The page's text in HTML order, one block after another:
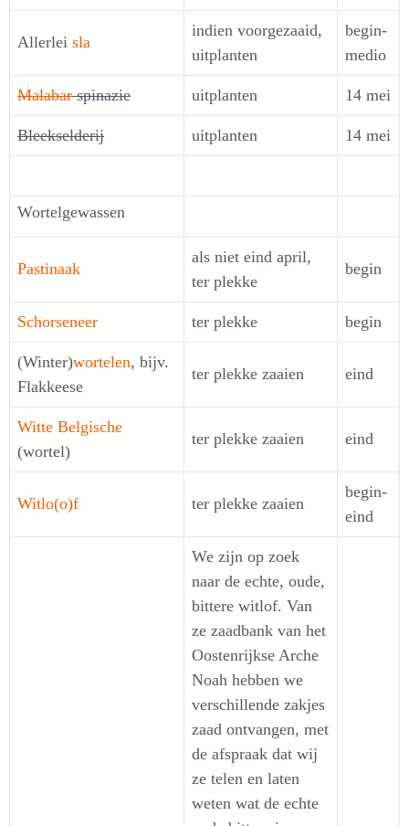
Allerlei sla
indien voorgezaaid,
uitplanten
begin-
medio
Malabarspinazie uitplanten 14 mei
Bleekselderij uitplanten 14 mei
Wortelgewassen
Pastinaak
als niet eind april,
ter plekke
begin
Schorseneer ter plekke begin
(Winter)wortelen, bijv.
Flakkeese
ter plekke zaaien eind
Witte Belgische
(wortel)
ter plekke zaaien eind
Witlo(o)f ter plekke zaaien
begin-
eind
We zijn op zoek
naar de echte, oude,
bittere witlof. Van
ze zaadbank van het
Oostenrijkse Arche
Noah hebben we
verschillende zakjes
zaad ontvangen, met
de afspraak dat wij
ze telen en laten
weten wat de echte